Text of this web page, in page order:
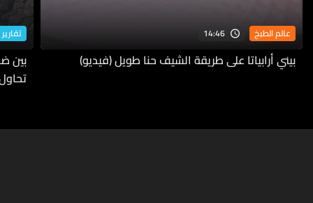
عالم الطبخ 14:46
بيني أرابياتا على طريقة الشيف حنا طويل (فيديو)
بين